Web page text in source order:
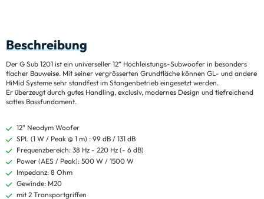
Beschreibung
Der G Sub 1201 ist ein universeller 12“ Hochleistungs-Subwoofer in besonders
flacher Bauweise. Mit seiner vergrösserten Grundfläche können GL- und andere
HiMid Systeme sehr standfest im Stangenbetrieb eingesetzt werden.
Er überzeugt durch gutes Handling, exclusiv, modernes Design und tiefreichend
sattes Bassfundament.
12" Neodym Woofer
SPL (1 W / Peak @ 1 m) : 99 dB / 131 dB
Frequenzbereich: 38 Hz - 220 Hz (- 6 dB)
Power (AES / Peak): 500 W / 1500 W
Impedanz: 8 Ohm
Gewinde: M20
mit 2 Transportgriffen